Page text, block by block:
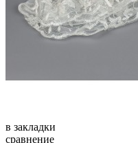
в закладки
сравнение